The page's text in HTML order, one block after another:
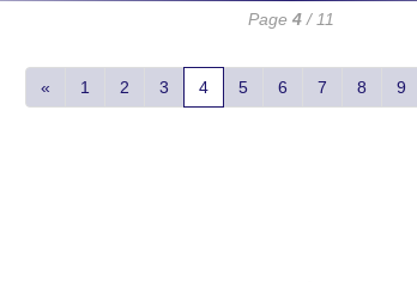
Page4 / 11
« 1 2 3 4 5 6 7 8 9